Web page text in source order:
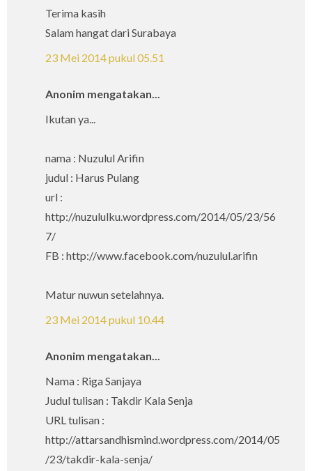
Terima kasih
Salam hangat dari Surabaya
23 Mei 2014 pukul 05.51
Anonim mengatakan...
Ikutan ya...
nama : Nuzulul Arifin
judul : Harus Pulang
url :
http://nuzululku.wordpress.com/2014/05/23/56
7/
FB : http://www.facebook.com/nuzulul.arifin
Matur nuwun setelahnya.
23 Mei 2014 pukul 10.44
Anonim mengatakan...
Nama : Riga Sanjaya
Judul tulisan : Takdir Kala Senja
URL tulisan :
http://attarsandhismind.wordpress.com/2014/05
/23/takdir-kala-senja/